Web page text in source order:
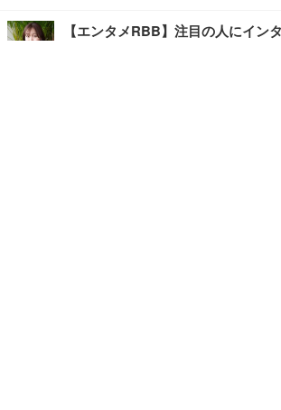
【エンタメRBB】注目の人にイン